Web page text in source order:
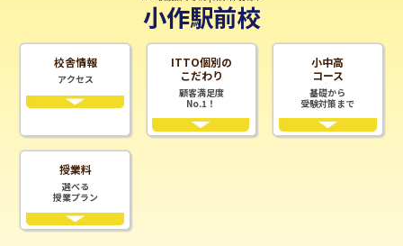
小作駅前校
校舎情報
アクセス
ITTO個別の
こだわり
顧客満足度
No.1！
小中高
コース
基礎から
受験対策まで
授業料
選べる
授業プラン